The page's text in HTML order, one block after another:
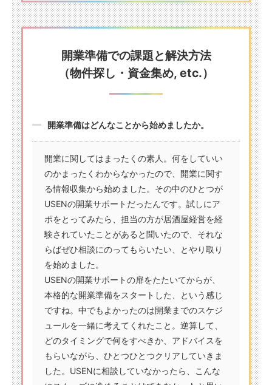
開業準備での課題と解決方法
（物件探し・資金集め, etc.）
開業準備はどんなことから始めましたか。
開業に関してはまったくの素人。何をしていい
のかまったくわからなかったので、開業に関す
る情報収集から始めました。その中のひとつが
USENの開業サポートだったんです。試しにア
ポをとってみたら、担当の方が居酒屋経営を経
験されていたことがあると聞いたので、それな
らばぜひ相談にのってもらいたい、とやり取り
を始めました。
USENの開業サポートの扉をたたいてからが、
本格的な開業準備をスタートした、という感じ
ですね。中でもよかったのは開業までのスケジ
ュールを一緒に考えてくれたこと。逆算して、
どのタイミングで何をすべきか、アドバイスを
もらいながら、ひとつひとつクリアしていきま
した。USENに相談していなかったら、こんな